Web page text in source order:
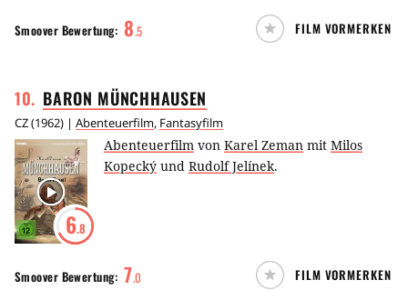
Smoover Bewertung: 8.5 FILM VORMERKEN
10. BARON MÜNCHHAUSEN
CZ(1962) | Abenteuerfilm, Fantasyfilm
6.8
Abenteuerfilm von Karel Zeman mit Milos
Kopecký und Rudolf Jelínek.
Smoover Bewertung: 7.0 FILM VORMERKEN